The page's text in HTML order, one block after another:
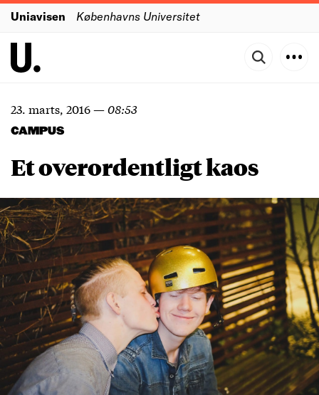
Uniavisen Københavns Universitet
23. marts, 2016—08:53
CAMPUS
Et overordentligt kaos